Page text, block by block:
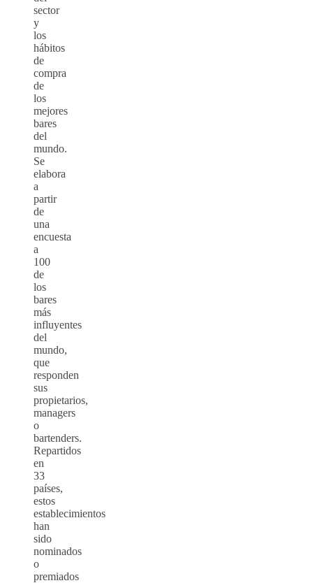
sector
y
los
hábitos
de
compra
de
los
mejores
bares
del
mundo.
Se
elabora
a
partir
de
una
encuesta
a
100
de
los
bares
más
influyentes
del
mundo,
que
responden
sus
propietarios,
managers
o
bartenders.
Repartidos
en
33
países,
estos
establecimientos
han
sido
nominados
o
premiados